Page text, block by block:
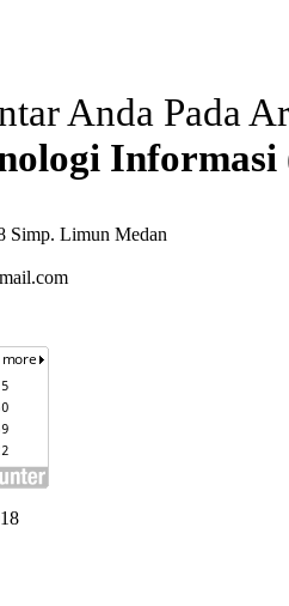
Anda Pada
Informasi
Simp. Limun Medan